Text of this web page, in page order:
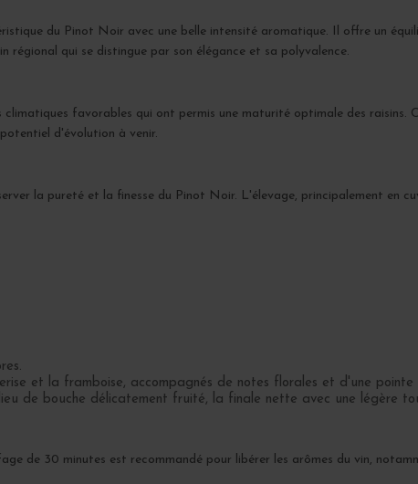
du Pinot Noir avec une belle intensité aromatique. Il offre un
régional qui se distingue par son élégance et sa polyvalence.
favorables qui ont permis une maturité optimale des raisins.
d'évolution à venir.
la pureté et la finesse du Pinot Noir. L'élevage, principalement en
et la framboise, accompagnés de notes florales et d'une pointe
de bouche délicatement fruité, la finale nette avec une légère
de 30 minutes est recommandé pour libérer les arômes du vin,